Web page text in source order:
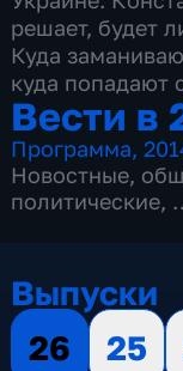
решает, будет
Куда
куда попадают
Вести в
Программа,
Новостные,
политические,
Выпуски
26
25